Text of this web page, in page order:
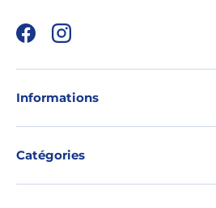
FacebookInstagram
Informations
Catégories